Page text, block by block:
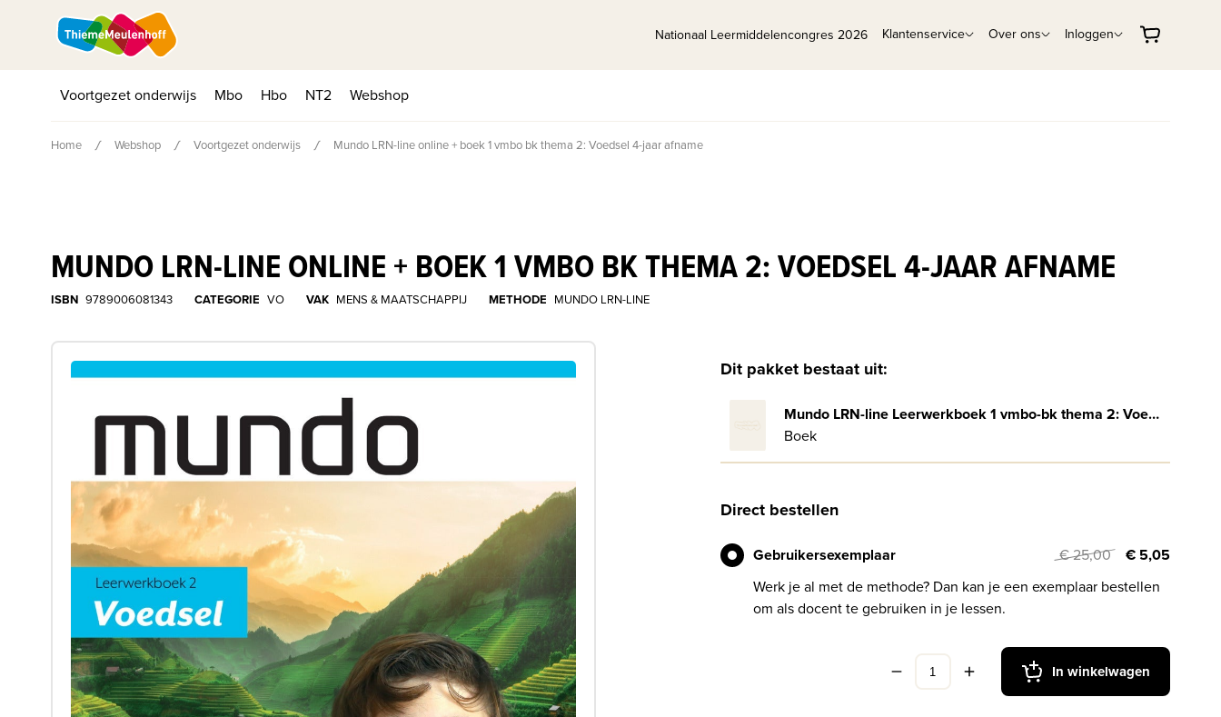
Nationaal Leermiddelencongres 2026 Klantenservice Over ons Inloggen
Voortgezet onderwijs Mbo Hbo NT2 Webshop
Home Webshop Voortgezet onderwijs Mundo LRN-line online + boek 1 vmbo bk thema 2: Voedsel 4-jaar afname
MUNDO LRN-LINE ONLINE + BOEK 1 VMBO BK THEMA 2: VOEDSEL 4-JAAR AFNAME
ISBN 9789006081343 CATEGORIE VO VAK MENS & MAATSCHAPPIJ METHODE MUNDO LRN-LINE
Dit pakket bestaat uit:
Mundo LRN-line Leerwerkboek 1 vmbo-bk thema 2: Voedsel
Boek
Direct bestellen
Gebruikersexemplaar € 25,00
€ 5,05
Werk je al met de methode? Dan kan je een exemplaar bestellen
om als docent te gebruiken in je lessen.
In winkelwagen